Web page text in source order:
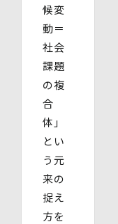
ただくものです。
ただし、必要な項
の諸⼿続⼜は処理
候変
動＝
社会
課題
の複
合
体」
とい
う元
来の
捉え
方を